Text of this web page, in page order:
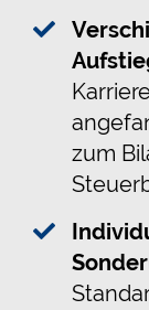
zum